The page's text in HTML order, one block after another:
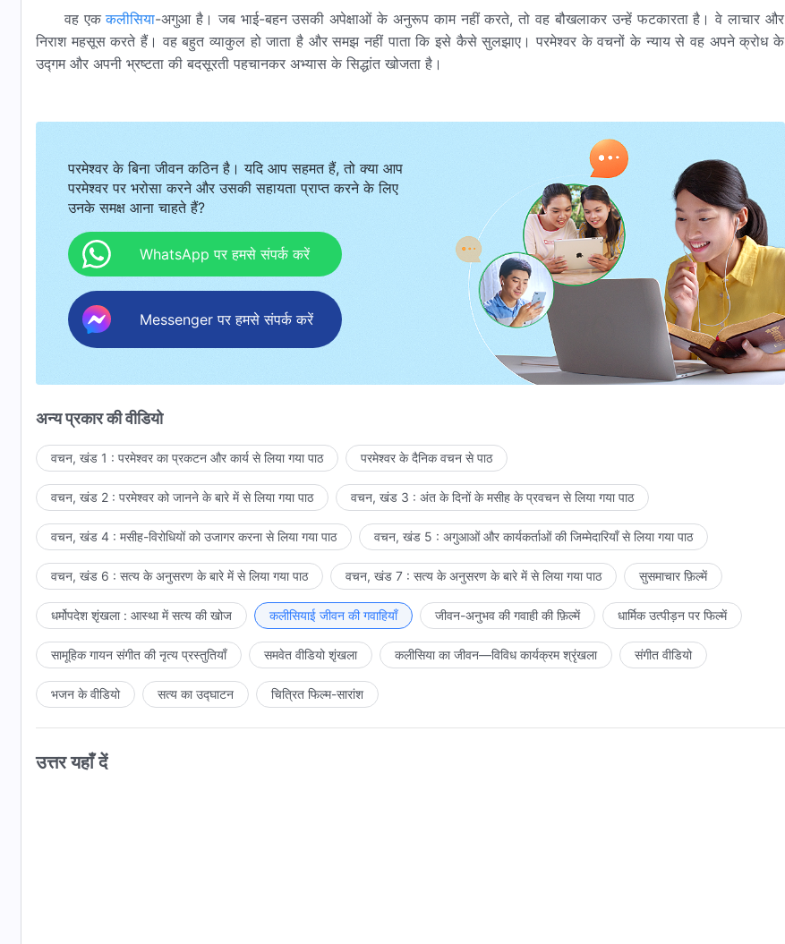
वह एककलीसिया-अगुआ है। जब भाई-बहन उसकी अपेक्षाओं के अनुरूप काम नहीं करते, तो वह बौखलाकर उन्हें फटकारता है। वे लाचार और
निराश महसूस करते हैं। वह बहुत व्याकुल हो जाता है और समझ नहीं पाता कि इसे कैसे सुलझाए। परमेश्वर के वचनों के न्याय से वह अपने क्रोध के
उद्गम और अपनी भ्रष्टता की बदसूरती पहचानकर अभ्यास के सिद्धांत खोजता है।
परमेश्वर के बिना जीवन कठिन है। यदि आप सहमत हैं, तो क्या आप
परमेश्वर पर भरोसा करने और उसकी सहायता प्राप्त करने के लिए
उनके समक्ष आना चाहते हैं?
WhatsApp पर हमसे संपर्क करें
Messenger पर हमसे संपर्क करें
अन्य प्रकार की वीडियो
वचन, खंड 1 : परमेश्वर का प्रकटन और कार्य से लिया गया पाठ परमेश्वर के दैनिक वचन से पाठ
वचन, खंड 2 : परमेश्वर को जानने के बारे में से लिया गया पाठ वचन, खंड 3 : अंत के दिनों के मसीह के प्रवचन से लिया गया पाठ
वचन, खंड 4 : मसीह-विरोधियों को उजागर करना से लिया गया पाठ वचन, खंड 5 : अगुआओं और कार्यकर्ताओं की जिम्मेदारियाँ से लिया गया पाठ
वचन, खंड 6 : सत्य के अनुसरण के बारे में से लिया गया पाठ वचन, खंड 7 : सत्य के अनुसरण के बारे में से लिया गया पाठ सुसमाचार फ़िल्में
धर्मोपदेश शृंखला : आस्था में सत्य की खोज कलीसियाई जीवन की गवाहियाँ जीवन-अनुभव की गवाही की फ़िल्में धार्मिक उत्पीड़न पर फिल्में
सामूहिक गायन संगीत की नृत्य प्रस्तुतियाँ समवेत वीडियो शृंखला कलीसिया का जीवन—विविध कार्यक्रम श्रृंखला संगीत वीडियो
भजन के वीडियो सत्य का उद्घाटन चित्रित फिल्म-सारांश
उत्तर यहाँ दें